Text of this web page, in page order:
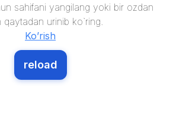
sahifani yangilang yoki bir ozdan
qaytadan urinib ko`ring.
Ko’rish
reload